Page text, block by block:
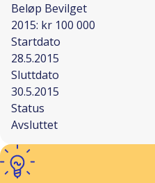
Beløp Bevilget
2015: kr 100 000
Startdato
28.5.2015
Sluttdato
30.5.2015
Status
Avsluttet